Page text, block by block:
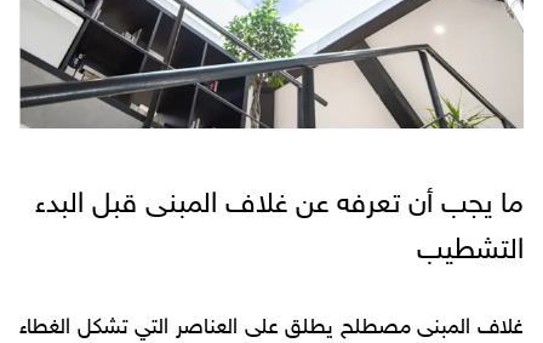
ما يجب أن تعرفه عن غلاف المبنى قبل البدء
التشطيب
غلاف المبنى مصطلح يطلق على العناصر التي تشكل الغطاء